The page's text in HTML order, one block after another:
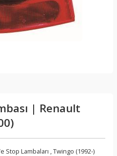
| Renault
Stop Lambaları ,Twingo (1992-)